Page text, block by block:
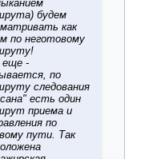
будем
как
по неготовому
еще -
по
следования
есть один
приема и
по
пути. Так